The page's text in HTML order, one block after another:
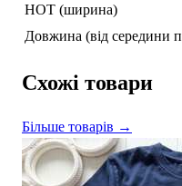
НОТ (ширина)
Довжина (від середини
Схожі товари
Більше товарів →